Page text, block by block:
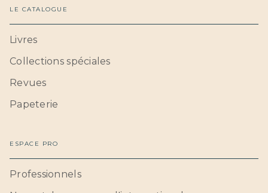
LE CATALOGUE
Livres
Collections spéciales
Revues
Papeterie
ESPACE PRO
Professionnels